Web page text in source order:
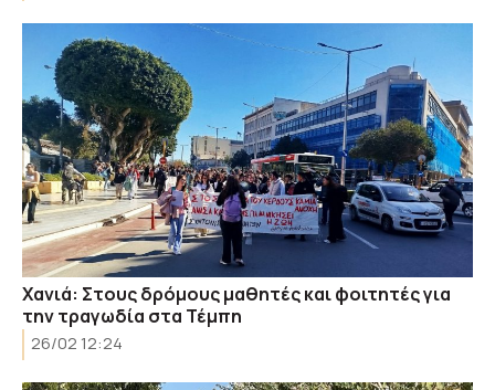
Χανιά: Στους δρόμους μαθητές και φοιτητές για
την τραγωδία στα Τέμπη
26/02 12:24